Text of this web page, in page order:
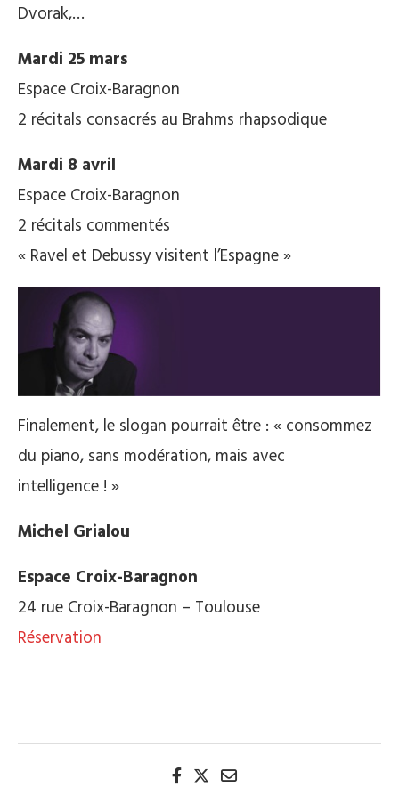
Dvorak,…
Mardi 25 mars
Espace Croix-Baragnon
2 récitals consacrés au Brahms rhapsodique
Mardi 8 avril
Espace Croix-Baragnon
2 récitals commentés
« Ravel et Debussy visitent l’Espagne »
Finalement, le slogan pourrait être : « consommez
du piano, sans modération, mais avec
intelligence ! »
Michel Grialou
Espace Croix-Baragnon
24 rue Croix-Baragnon – Toulouse
Réservation